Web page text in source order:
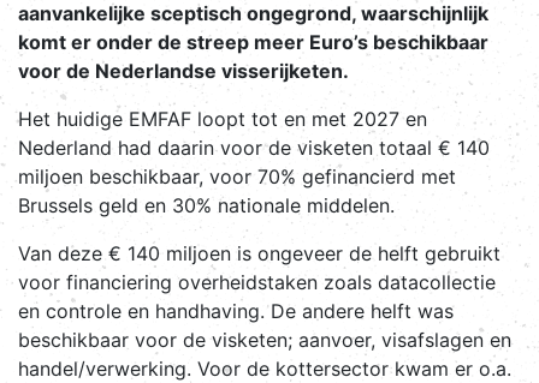
aanvankelijke sceptisch ongegrond, waarschijnlijk
komt er onder de streep meer Euro’s beschikbaar
voor de Nederlandse visserijketen.
Het huidige EMFAF loopt tot en met 2027 en
Nederland had daarin voor de visketen totaal € 140
miljoen beschikbaar, voor 70% gefinancierd met
Brussels geld en 30% nationale middelen.
Van deze € 140 miljoen is ongeveer de helft gebruikt
voor financiering overheidstaken zoals datacollectie
en controle en handhaving. De andere helft was
beschikbaar voor de visketen; aanvoer, visafslagen en
handel/verwerking. Voor de kottersector kwam er o.a.